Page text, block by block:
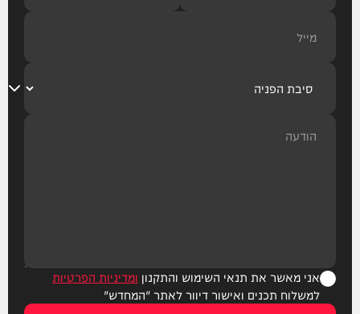
אני מאשר את תנאי השימוש והתקנון ומדיניות הפרטיות
למשלוח תכנים ואישור דיוור לאתר "המחדש"